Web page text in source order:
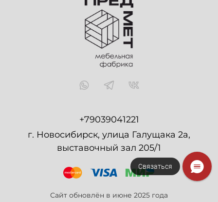
+79039041221
г. Новосибирск, улица Галущака 2а,
выставочный зал 205/1
Сайт обновлён в июне 2025 года
Связаться